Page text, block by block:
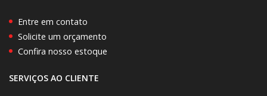
Entre em contato
Solicite um orçamento
Confira nosso estoque
SERVIÇOS AO CLIENTE